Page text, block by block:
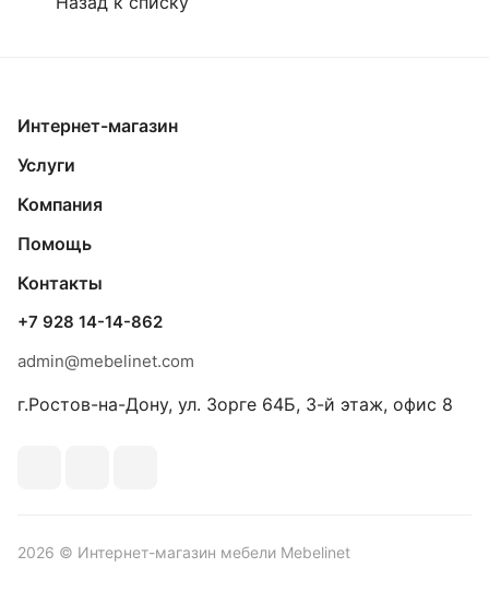
Интернет-магазин
Услуги
Компания
Помощь
Контакты
+7 928 14-14-862
admin@mebelinet.com
г.Ростов-на-Дону, ул. Зорге 64Б, 3-й этаж, офис 8
2026 © Интернет-магазин мебели Mebelinet